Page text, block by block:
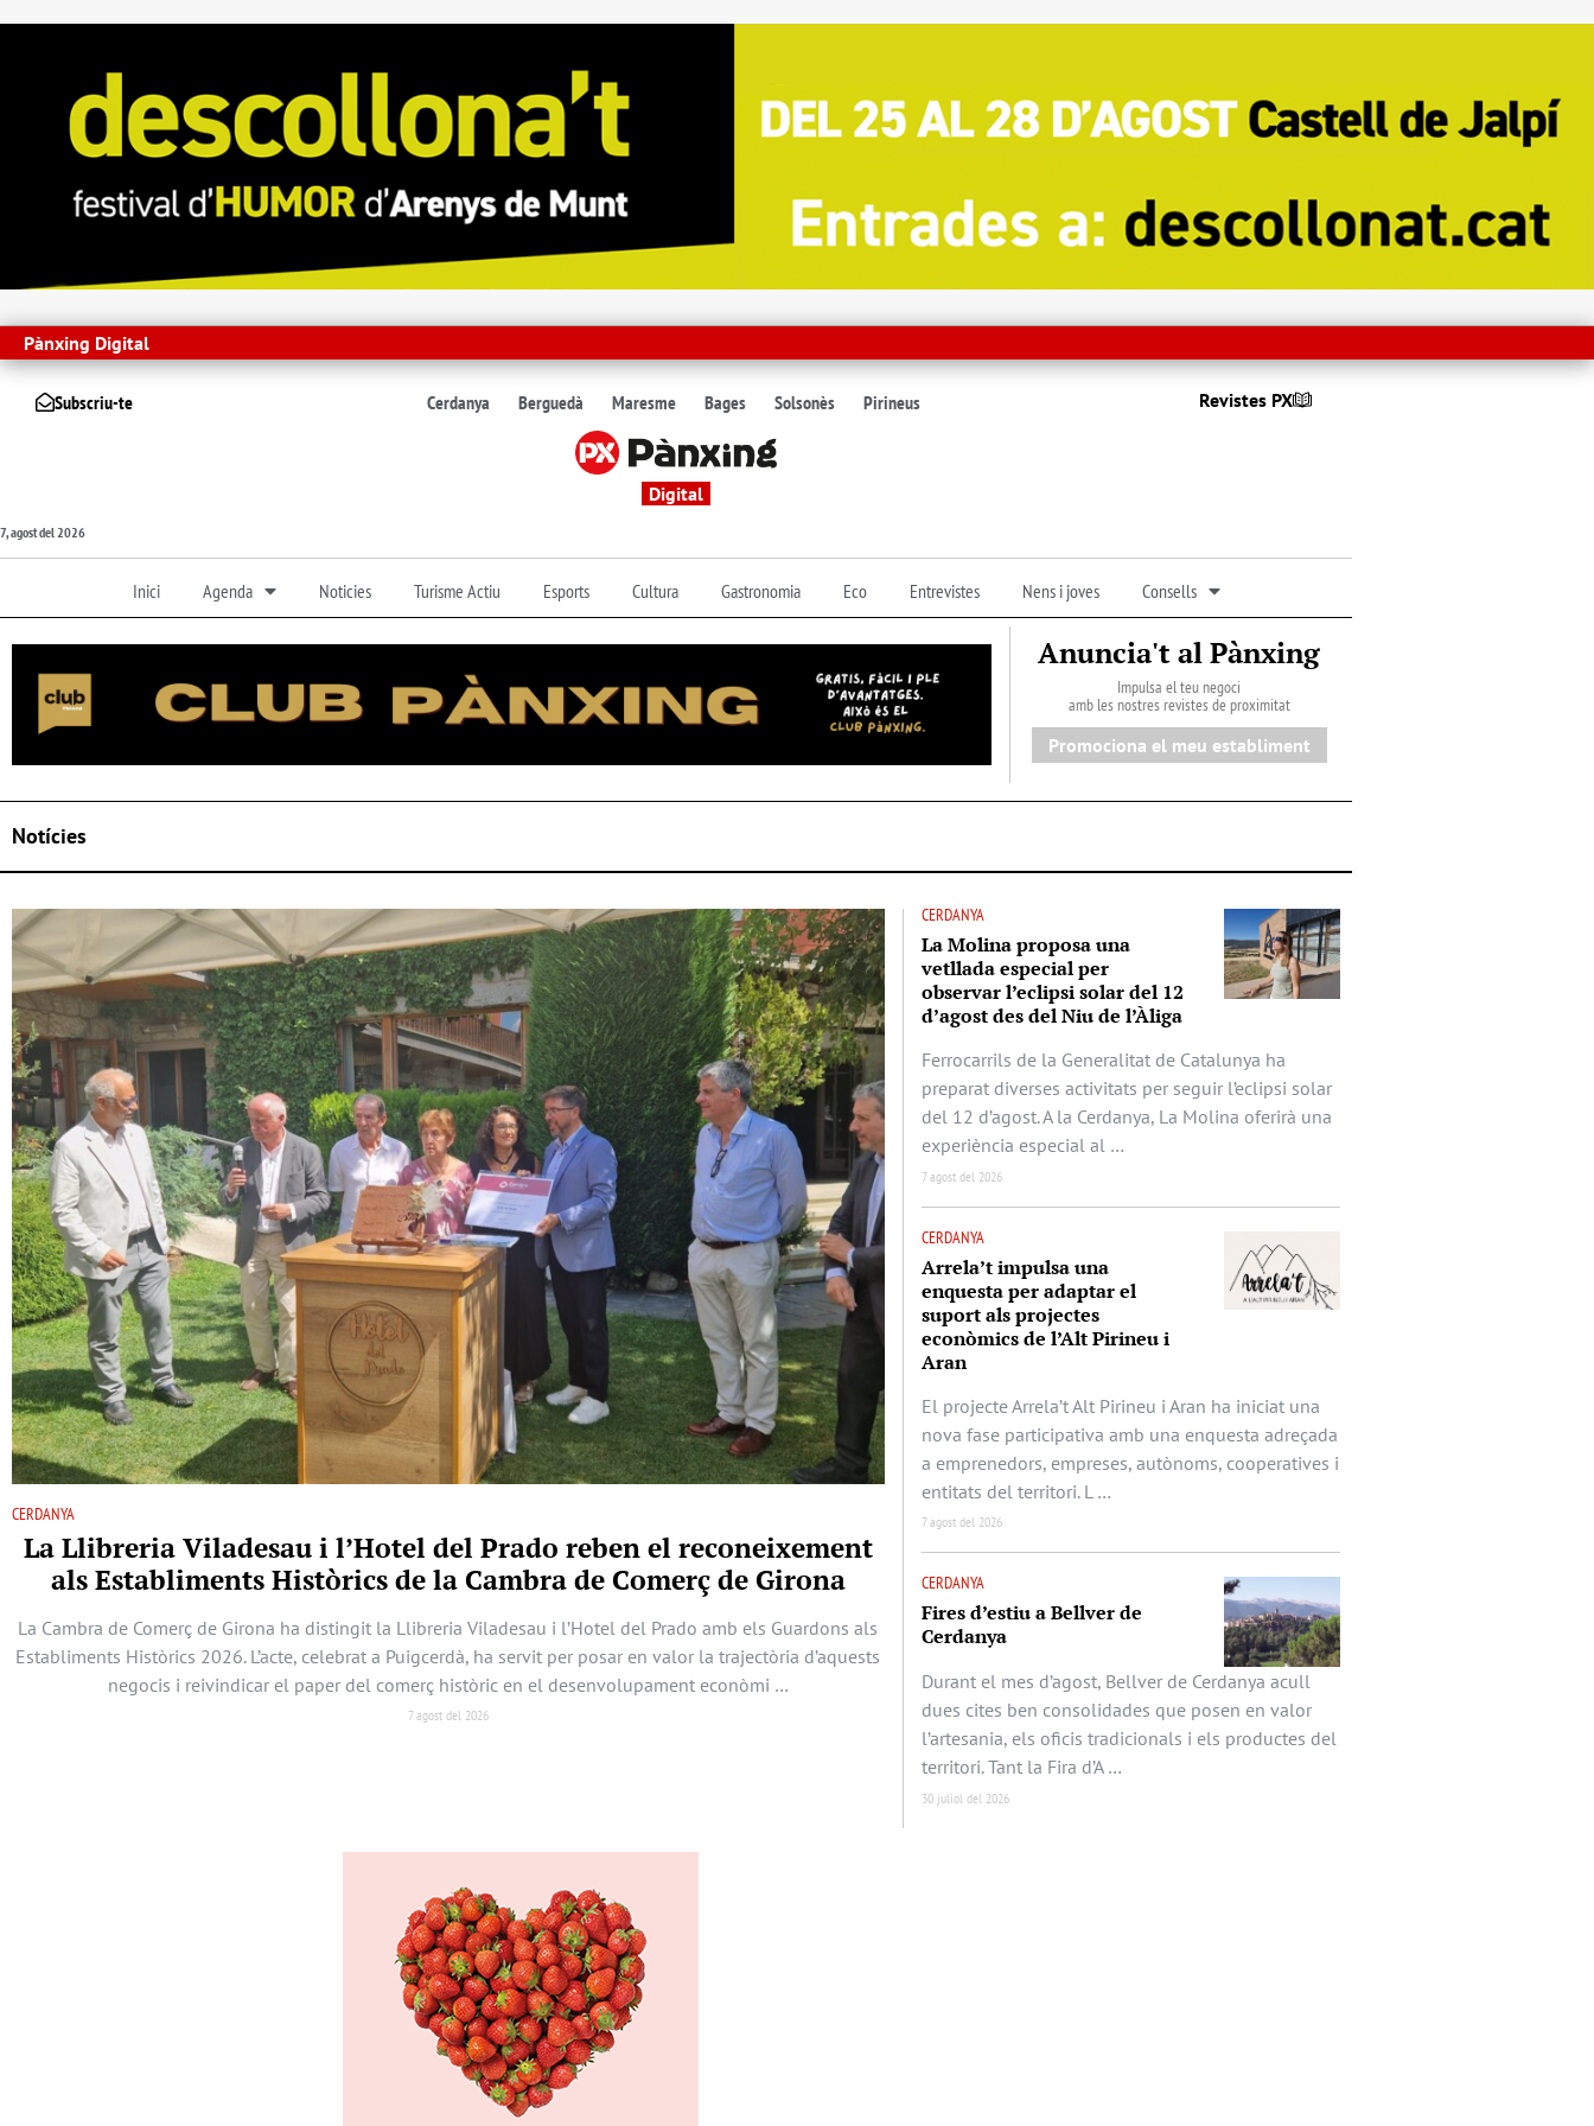
Pànxing Digital
Subscriu-te Cerdanya Berguedà Maresme Bages Solsonès Pirineus Revistes PX
Digital
7, agost del 2026
Inici Agenda Noticies Turisme Actiu Esports Cultura Gastronomia Eco Entrevistes Nens i joves Consells
Anuncia't al Pànxing
Impulsa el teu negoci
amb les nostres revistes de proximitat
Promociona el meu establiment
Notícies
CERDANYA
La Llibreria Viladesau i l’Hotel del Prado reben el reconeixement
als Establiments Històrics de la Cambra de Comerç de Girona
La Cambra de Comerç de Girona ha distingit la Llibreria Viladesau i l’Hotel del Prado amb els Guardons als
Establiments Històrics 2026. L’acte, celebrat a Puigcerdà, ha servit per posar en valor la trajectòria d’aquests
negocis i reivindicar el paper del comerç històric en el desenvolupament econòmi …
7 agost del 2026
CERDANYA
La Molina proposa una
vetllada especial per
observar l’eclipsi solar del 12
d’agost des del Niu de l’Àliga
Ferrocarrils de la Generalitat de Catalunya ha
preparat diverses activitats per seguir l’eclipsi solar
del 12 d’agost. A la Cerdanya, La Molina oferirà una
experiència especial al …
7 agost del 2026
CERDANYA
Arrela’t impulsa una
enquesta per adaptar el
suport als projectes
econòmics de l’Alt Pirineu i
Aran
El projecte Arrela’t Alt Pirineu i Aran ha iniciat una
nova fase participativa amb una enquesta adreçada
a emprenedors, empreses, autònoms, cooperatives i
entitats del territori. L …
7 agost del 2026
CERDANYA
Fires d’estiu a Bellver de
Cerdanya
Durant el mes d’agost, Bellver de Cerdanya acull
dues cites ben consolidades que posen en valor
l’artesania, els oficis tradicionals i els productes del
territori. Tant la Fira d’A …
30 juliol del 2026